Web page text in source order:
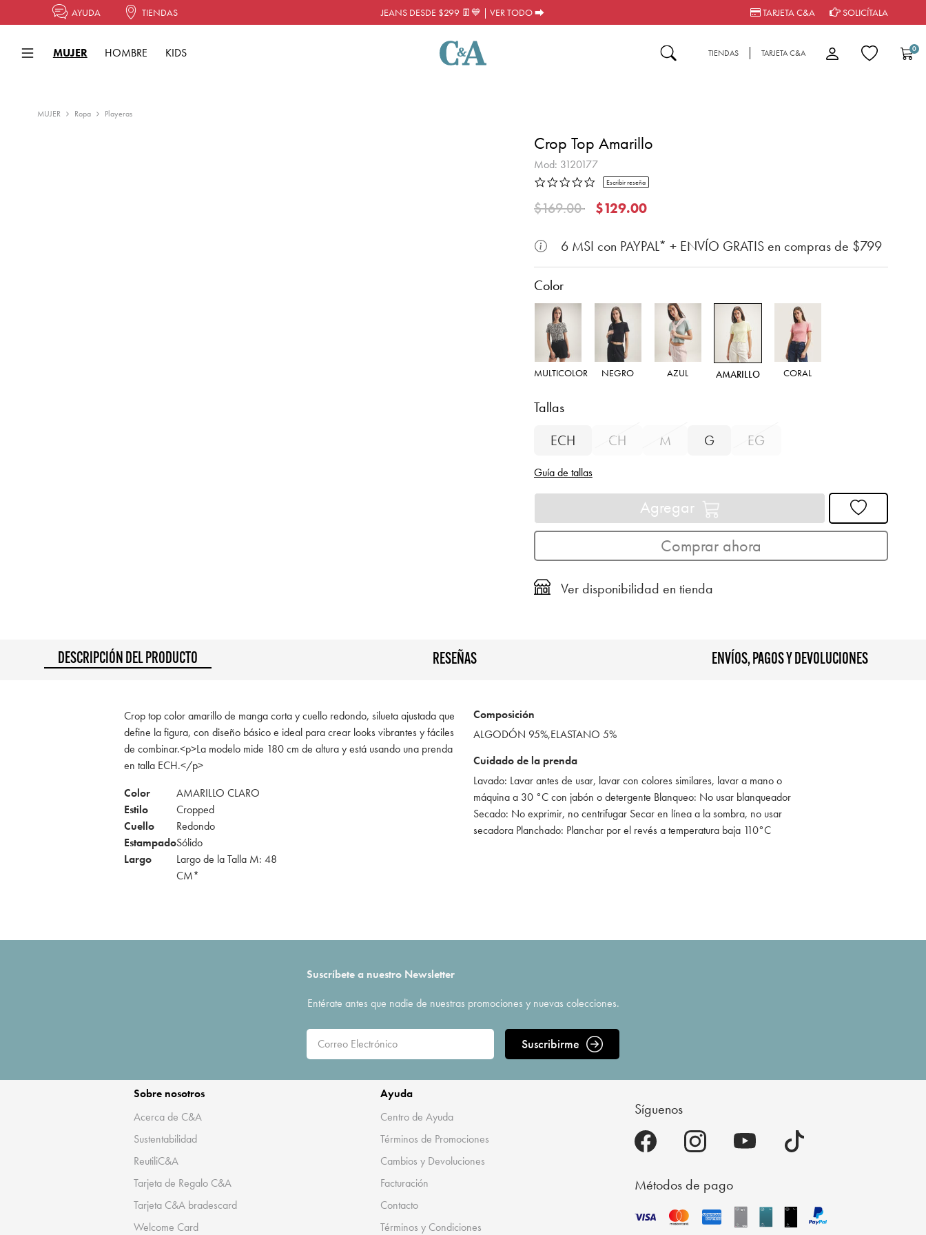
AYUDA TIENDAS JEANS DESDE $299 👖💙 | VER TODO ⮕ TARJETA C&A SOLICÍTALA
MUJER HOMBRE KIDS TIENDAS TARJETA C&A 0
MUJER Ropa Playeras
Crop Top Amarillo
Mod: 3120177
3.8 de 5 Calificación del cliente
0.0 star rating
Escribir reseña
Precio reducido de
$169.00a $129.00
6 MSI con PAYPAL* + ENVÍO GRATIS en compras de $799
Color
MULTICOLOR NEGRO AZUL AMARILLO CORAL
Tallas
ECH
CH M G EG
Guía de tallas
Agregar
Comprar ahora
Ver disponibilidad en tienda
DESCRIPCIÓN DEL PRODUCTO RESEÑAS ENVÍOS, PAGOS Y DEVOLUCIONES
Crop top color amarillo de manga corta y cuello redondo, silueta ajustada que
define la figura, con diseño básico e ideal para crear looks vibrantes y fáciles
de combinar.<p>La modelo mide 180 cm de altura y está usando una prenda
en talla ECH.</p>
Color
AMARILLO CLARO
Estilo
Cropped
Cuello
Redondo
EstampadoSólido
Largo
Largo de la Talla M: 48
CM*
Composición
ALGODÓN 95%,ELASTANO 5%
Cuidado de la prenda
Lavado: Lavar antes de usar, lavar con colores similares, lavar a mano o
máquina a 30 °C con jabón o detergente Blanqueo: No usar blanqueador
Secado: No exprimir, no centrifugar Secar en línea a la sombra, no usar
secadora Planchado: Planchar por el revés a temperatura baja 110°C
Suscríbete a nuestro Newsletter
Entérate antes que nadie de nuestras promociones y nuevas colecciones.
Suscribirme
Sobre nosotros
Acerca de C&A
Sustentabilidad
ReutiliC&A
Tarjeta de Regalo C&A
Tarjeta C&A bradescard
Welcome Card
Ayuda
Centro de Ayuda
Términos de Promociones
Cambios y Devoluciones
Facturación
Contacto
Términos y Condiciones
Síguenos
Métodos de pago